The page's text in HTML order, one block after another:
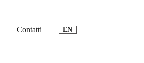
Contatti EN